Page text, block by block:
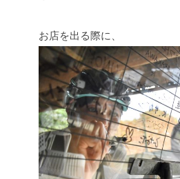
お店を出る際に、